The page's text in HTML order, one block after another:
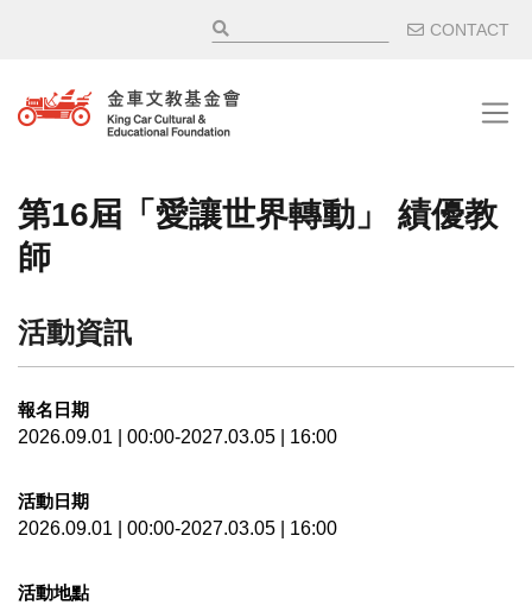
輔助選
CONTACT
第16屆「愛讓世界轉動」 績優教
師
活動資訊
報名日期
2026.09.01 | 00:00-2027.03.05 | 16:00
活動日期
2026.09.01 | 00:00-2027.03.05 | 16:00
活動地點